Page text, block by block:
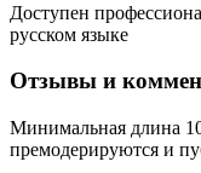
Доступен
русском языке
Отзывы и
Минимальная длина
премодерируются и